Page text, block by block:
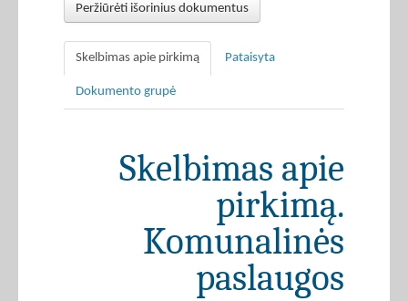
Peržiūrėti išorinius dokumentus
Skelbimas apie pirkimą Pataisyta
Dokumento grupė
Skelbimas apie
pirkimą.
Komunalinės
paslaugos